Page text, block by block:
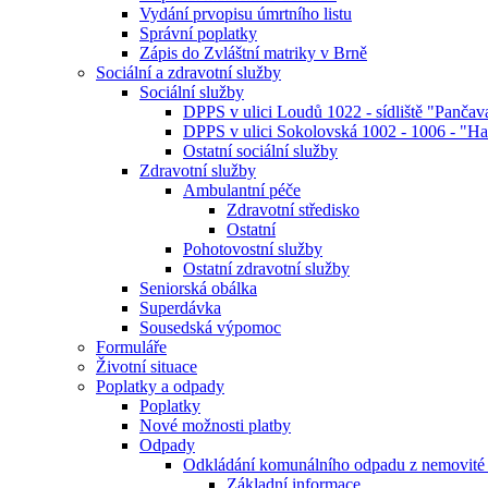
Vydání prvopisu úmrtního listu
Správní poplatky
Zápis do Zvláštní matriky v Brně
Sociální a zdravotní služby
Sociální služby
DPPS v ulici Loudů 1022 - sídliště
DPPS v ulici Sokolovská 1002 - 1006 -
Ostatní sociální služby
Zdravotní služby
Ambulantní péče
Zdravotní středisko
Ostatní
Pohotovostní služby
Ostatní zdravotní služby
Seniorská obálka
Superdávka
Sousedská výpomoc
Formuláře
Životní situace
Poplatky a odpady
Poplatky
Nové možnosti platby
Odpady
Odkládání komunálního odpadu z nemovité
Základní informace